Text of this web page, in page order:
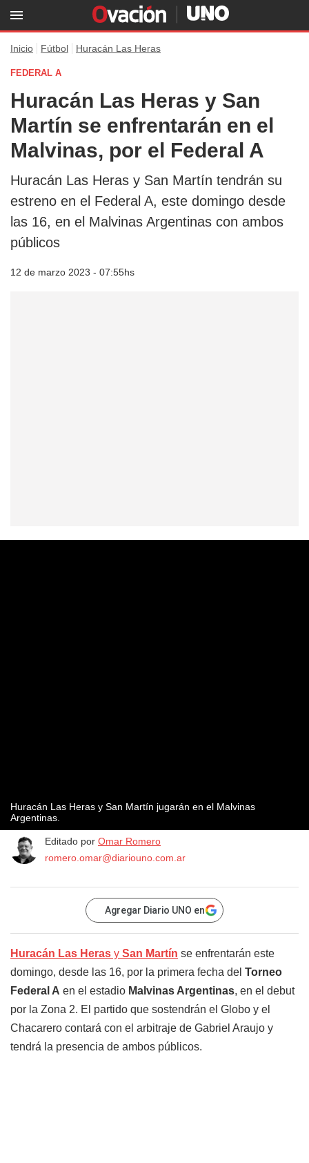
Inicio Fútbol Huracán Las Heras
FEDERAL A
Huracán Las Heras y San
Martín se enfrentarán en el
Malvinas, por el Federal A
Huracán Las Heras y San Martín tendrán su
estreno en el Federal A, este domingo desde
las 16, en el Malvinas Argentinas con ambos
públicos
12 de marzo 2023 - 07:55hs
Huracán Las Heras y San Martín jugarán en el Malvinas
Argentinas.
Editado por Omar Romero
romero.omar@diariouno.com.ar
Agregar Diario UNO en
Huracán Las Heras y San Martín se enfrentarán este
domingo, desde las 16, por la primera fecha del Torneo
Federal A en el estadio Malvinas Argentinas, en el debut
por la Zona 2. El partido que sostendrán el Globo y el
Chacarero contará con el arbitraje de Gabriel Araujo y
tendrá la presencia de ambos públicos.